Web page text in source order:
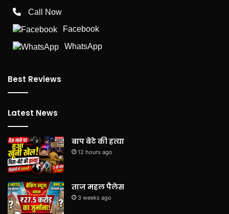
Call Now
Facebook
WhatsApp
Best Reviews
Latest News
बाप बेटे की हत्या
12 hours ago
ताज महल पैलेस
3 weeks ago